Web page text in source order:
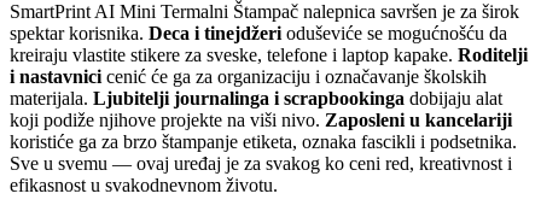
SmartPrint AI Mini Termalni Štampač nalepnica savršen je za širok
spektar korisnika. Deca i tinejdžeri oduševiće se mogućnošću da
kreiraju vlastite stikere za sveske, telefone i laptop kapake. Roditelji
i nastavnici cenić će ga za organizaciju i označavanje školskih
materijala. Ljubitelji journalinga i scrapbookinga dobijaju alat
koji podiže njihove projekte na viši nivo. Zaposleni u kancelariji
koristiće ga za brzo štampanje etiketa, oznaka fascikli i podsetnika.
Sve u svemu — ovaj uređaj je za svakog ko ceni red, kreativnost i
efikasnost u svakodnevnom životu.